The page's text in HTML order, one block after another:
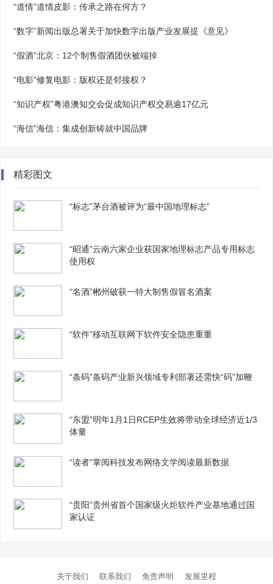
“道情”道情皮影：传承之路在何方？
“数字”新闻出版总署关于加快数字出版产业发展提《意见》
“假酒”北京：12个制售假酒团伙被端掉
“电影”修复电影：版权还是邻接权？
“知识产权”粤港澳知交会促成知识产权交易逾17亿元
“海信”海信：集成创新铸就中国品牌
精彩图文
“标志”茅台酒被评为“最中国地理标志”
“昭通”云南六家企业获国家地理标志产品专用标志
使用权
“名酒”郴州破获一特大制售假冒名酒案
“软件”移动互联网下软件安全隐患重重
“条码”条码产业新兴领域专利部署还需快“码”加鞭
“东盟”明年1月1日RCEP生效将带动全球经济近1/3
体量
“读者”掌阅科技发布网络文学阅读最新数据
“贵阳”贵州省首个国家级火炬软件产业基地通过国
家认证
关于我们 联系我们 免责声明 发展里程